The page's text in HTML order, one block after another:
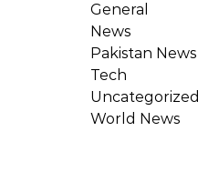
General
News
Pakistan News
Tech
Uncategorized
World News